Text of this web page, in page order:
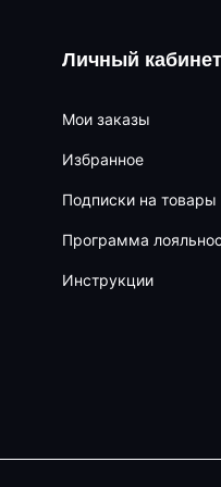
Личный кабинет
Мои заказы
Избранное
Подписки на товары
Программа
Инструкции